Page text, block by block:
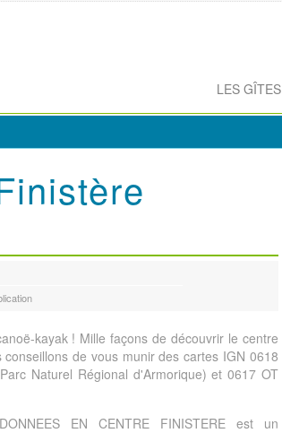
LES GÎTES
kayak ! Mille façons de découvrir le centre
de vous munir des cartes IGN 0618
Naturel Régional d'Armorique) et 0617 OT
EN CENTRE FINISTERE est un